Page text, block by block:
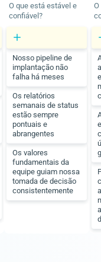
O que está estável e
confiável?
Nosso pipeline de
implantação não
falha há meses
Os relatórios
semanais de status
estão sempre
pontuais e
abrangentes
Os valores
fundamentais da
equipe guiam nossa
tomada de decisão
consistentemente
O